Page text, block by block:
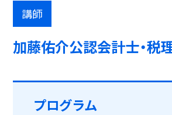
講師
加藤佑介公認会計士・税
プログラム